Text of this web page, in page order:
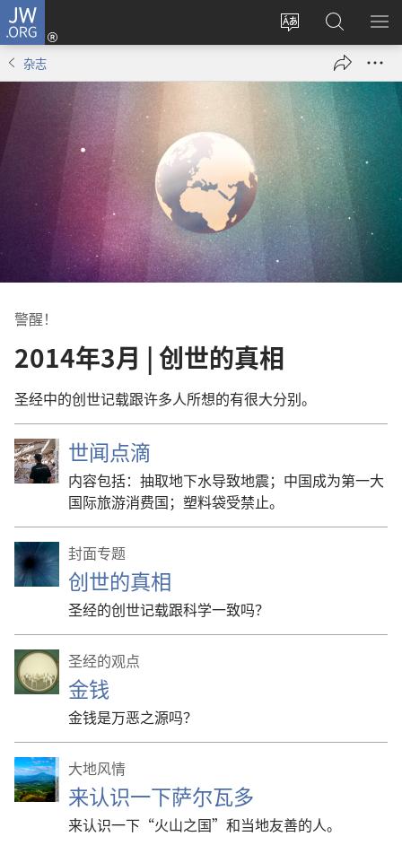
JW.ORG
更
站
语
言
登
录
（打
新
窗
口）
搜
索
JW.ORG
显
单
杂志
警醒！
2014年3月 | 创世的真相
圣经中的创世记载跟许多人所想的有很大分别。
世闻点滴
内容包括：抽取地下水导致地震；中国成为第一大
国际旅游消费国；塑料袋受禁止。
封面专题
创世的真相
圣经的创世记载跟科学一致吗？
圣经的观点
金钱
金钱是万恶之源吗？
大地风情
来认识一下萨尔瓦多
来认识一下“火山之国”和当地友善的人。